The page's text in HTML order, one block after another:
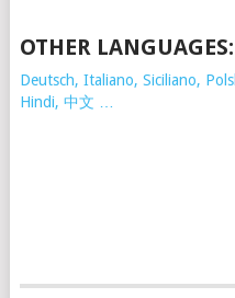
OTHER LANGUAGES:
Deutsch, Italiano, Siciliano,
Hindi, 中文 …